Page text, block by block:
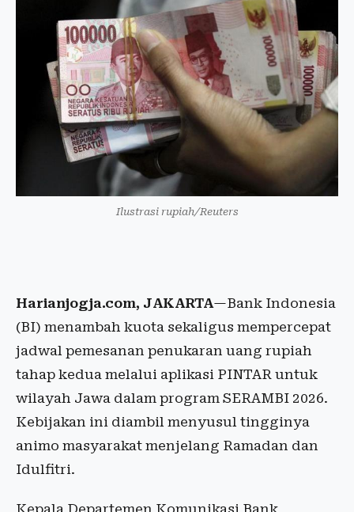
Ilustrasi rupiah/Reuters
Harianjogja.com, JAKARTA—Bank Indonesia
(BI) menambah kuota sekaligus mempercepat
jadwal pemesanan penukaran uang rupiah
tahap kedua melalui aplikasi PINTAR untuk
wilayah Jawa dalam program SERAMBI 2026.
Kebijakan ini diambil menyusul tingginya
animo masyarakat menjelang Ramadan dan
Idulfitri.
Kepala Departemen Komunikasi Bank